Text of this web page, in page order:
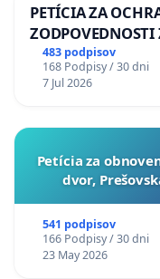
PETÍCIA ZA
A ZLYHANIE ŠTÁTU
483 podpisov
168 Podpisy / 30 dni
7 Jul 2026
​Petícia za
dvor,
541 podpisov
166 Podpisy / 30 dni
23 May 2026